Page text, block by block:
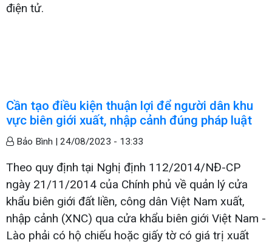
điện tử.
Cần tạo điều kiện thuận lợi để người dân khu
vực biên giới xuất, nhập cảnh đúng pháp luật
Bảo Bình | 24/08/2023 - 13:33
Theo quy định tại Nghị định 112/2014/NĐ-CP
ngày 21/11/2014 của Chính phủ về quản lý cửa
khẩu biên giới đất liền, công dân Việt Nam xuất,
nhập cảnh (XNC) qua cửa khẩu biên giới Việt Nam -
Lào phải có hộ chiếu hoặc giấy tờ có giá trị xuất